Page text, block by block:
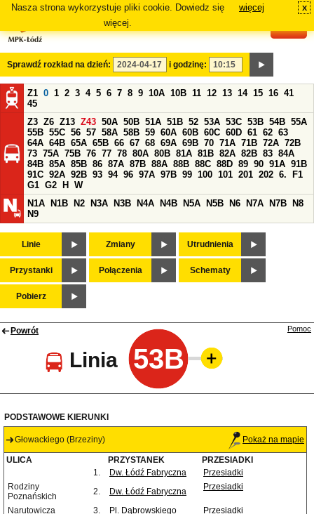
Nasza strona wykorzystuje pliki cookie. Dowiedz się
więcej.
więcej x
Sprawdź rozkład na dzień: i godzinę:
Z1 0 1 2 3 4 5 6 7 8 9 10A 10B 11 12 13 14 15 16 41
45
Z3 Z6 Z13 Z43 50A 50B 51A 51B 52 53A 53C 53B 54B 55A
55B 55C 56 57 58A 58B 59 60A 60B 60C 60D 61 62 63
64A 64B 65A 65B 66 67 68 69A 69B 70 71A 71B 72A 72B
73 75A 75B 76 77 78 80A 80B 81A 81B 82A 82B 83 84A
84B 85A 85B 86 87A 87B 88A 88B 88C 88D 89 90 91A 91B
91C 92A 92B 93 94 96 97A 97B 99 100 101 201 202 6.
F1
G1 G2 H
W
N1A
N1B N2 N3A N3B N4A N4B N5A N5B N6 N7A N7B
N8
N9
Linie Zmiany Utrudnienia
Przystanki Połączenia Schematy
Pobierz
Powrót
Linia 53B
Pomoc
PODSTAWOWE KIERUNKI
Głowackiego (Brzeziny) Pokaż na mapie
ULICA PRZYSTANEK
PRZESIADKI
1.
Dw. Łódź Fabryczna
Przesiadki
Rodziny
Poznańskich
2. Dw. Łódź Fabryczna Przesiadki
Narutowicza 3. Pl. Dąbrowskiego
Przesiadki